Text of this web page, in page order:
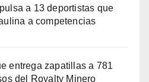
a 13 deportistas que
a competencias
entrega zapatillas a 781
del Royalty Minero